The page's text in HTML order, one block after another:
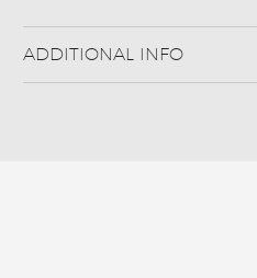
ADDITIONAL INFO